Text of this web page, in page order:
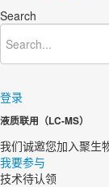
Search
登录
液质联用（LC-MS）
我们诚邀您加入聚生
我要参与
技术待认领